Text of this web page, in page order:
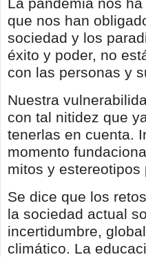
que nos han
sociedad y los
éxito y poder, no
con las personas y
Nuestra
con tal nitidez que
tenerlas en cuenta.
momento
mitos y estereotipos
Se dice que los
la sociedad actual
incertidumbre,
climático. La